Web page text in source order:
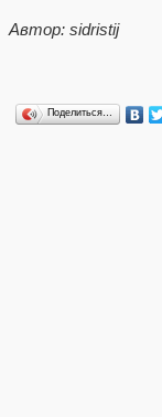
Автор: sidristij
Поделиться…